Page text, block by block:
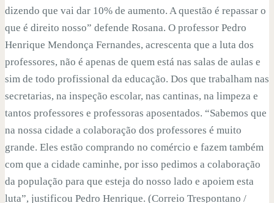
dizendo que vai dar 10% de aumento. A questão é repassar o
que é direito nosso” defende Rosana. O professor Pedro
Henrique Mendonça Fernandes, acrescenta que a luta dos
professores, não é apenas de quem está nas salas de aulas e
sim de todo profissional da educação. Dos que trabalham nas
secretarias, na inspeção escolar, nas cantinas, na limpeza e
tantos professores e professoras aposentados. “Sabemos que
na nossa cidade a colaboração dos professores é muito
grande. Eles estão comprando no comércio e fazem também
com que a cidade caminhe, por isso pedimos a colaboração
da população para que esteja do nosso lado e apoiem esta
luta”, justificou Pedro Henrique. (Correio Trespontano /